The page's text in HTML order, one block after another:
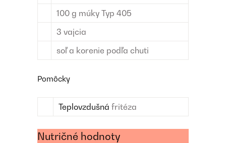
100 g múky Typ 405
3 vajcia
soľ a korenie podľa chuti
Pomôcky
Teplovzdušná fritéza
Nutričné hodnoty